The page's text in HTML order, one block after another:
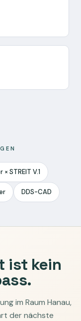
STREIT V.1
DDS-CAD
ist kein
im Raum Hanau,
der nächste